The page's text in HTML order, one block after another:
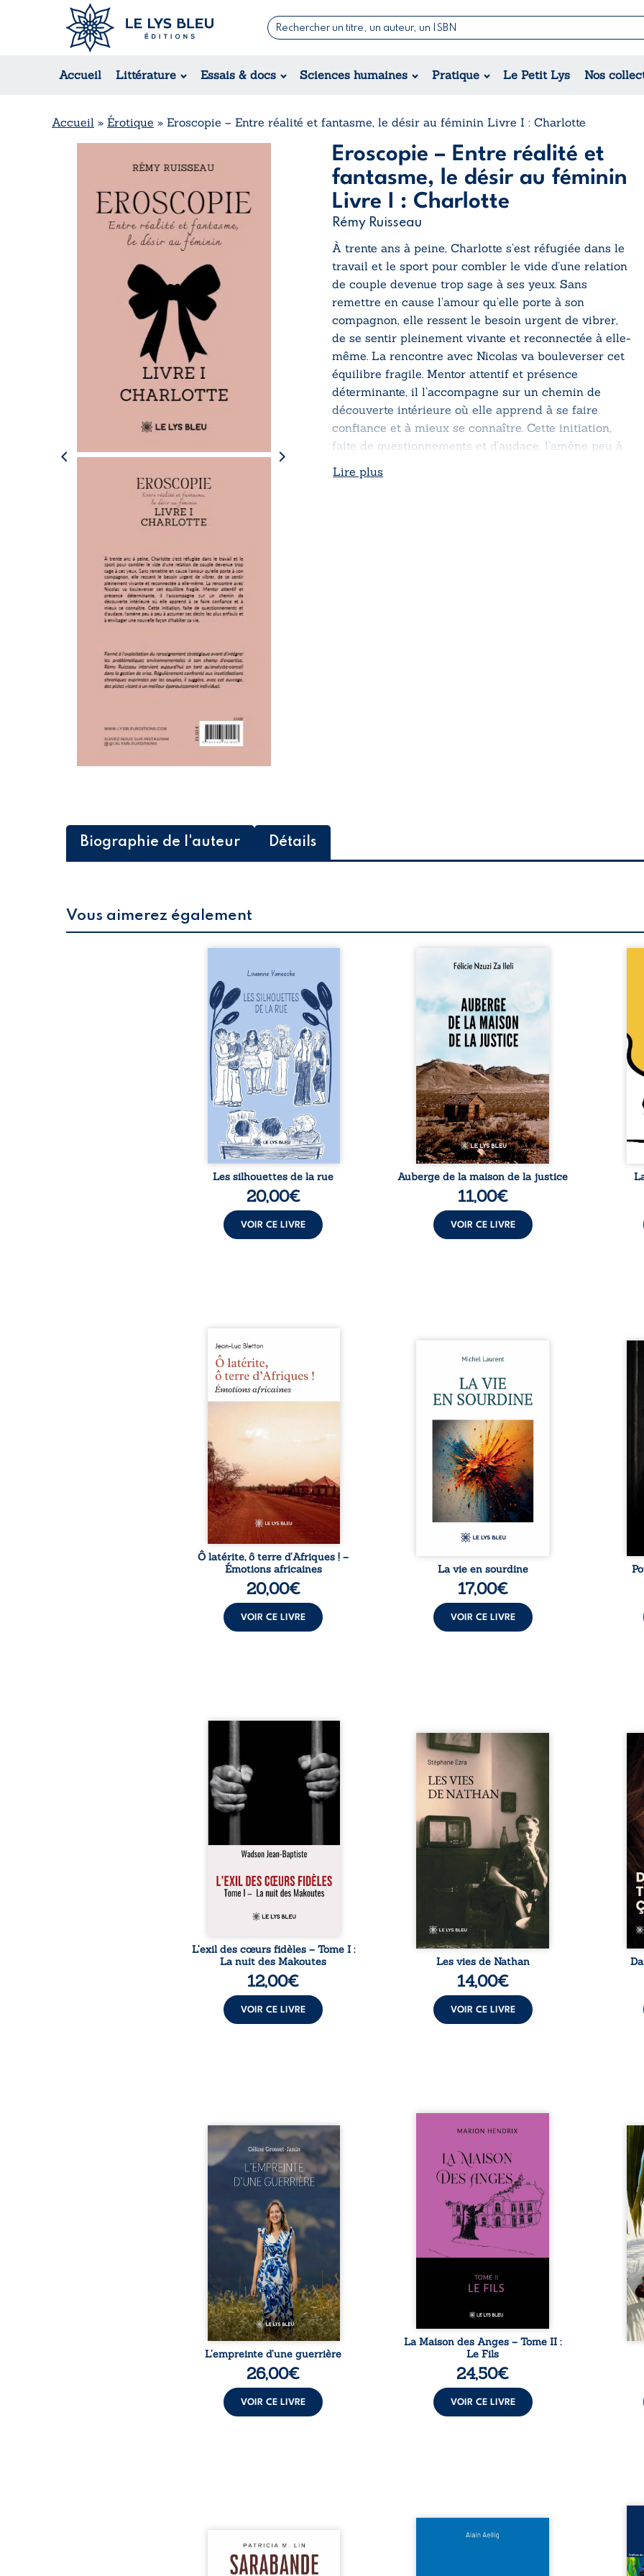
Accueil Littérature Essais & docs Sciences humaines Pratique Le Petit Lys Nos
Romans
Suspense / Thriller / Policier
Romance
Régional
Jeunesse
Théâtre
Accueil » Érotique » Eroscopie – Entre réalité et fantasme, le désir au féminin Livre I : Charlotte
Eroscopie – Entre réalité et
fantasme, le désir au féminin
Livre I : Charlotte
Rémy Ruisseau
À trente ans à peine, Charlotte s’est réfugiée dans le
travail et le sport pour combler le vide d’une relation
de couple devenue trop sage à ses yeux. Sans
remettre en cause l’amour qu’elle porte à son
compagnon, elle ressent le besoin urgent de vibrer,
de se sentir pleinement vivante et reconnectée à elle-
même. La rencontre avec Nicolas va bouleverser cet
équilibre fragile. Mentor attentif et présence
déterminante, il l’accompagne sur un chemin de
découverte intérieure où elle apprend à se faire
confiance et à mieux se connaître. Cette initiation,
faite de questionnements et d’audace, l’amène peu à
envisager une nouvelle façon d’habiter sa vie.
Lire plus
Biographie de l'auteur Détails
Vous aimerez également
donne la parole à six
personnages ordinaires,
traversés par des pensées, des
émotions et des silences qui
pourraient appartenir à
chacun de nous. À travers
leurs parcours, ce roman invite
à porter un regard différent
sur celles et ceux qui nous
entourent, à deviner ce qui se
cache derrière les apparences
et à s’ouvrir au fourmillement
sensible de notre ...
Les silhouettes de la rue
20,00€
VOIR CE LIVRE
Auberge de la maison de la
parcours exemplaire de Mbala
Zi Nkuaku Lema Félix.
Magistrat intègre, fervent
défenseur des droits humains
et de l’indépendance
judiciaire, il voit sa carrière de
trente-quatre ans brutalement
brisée par une révocation
arbitraire en 2009, plongeant
sa vie dans un chaos matériel
et moral. À ...
Auberge de la maison de la justice
11,00€
VOIR CE LIVRE
le
Ô latérite, ô terre d’Afriques !
est un hommage poétique et
authentique aux paysages, aux
rencontres et aux émotions
brutes d’un continent en
reconstruction, entre
souvenirs intimes – la pluie à
Namoungou, le baobab de
Zagtouli – aux portraits
marquants – Thomas Sankara,
Hamadoun Dicko, le Vieux
Biokou – l’auteur partage des
instantanés ...
Ô latérite, ô terre d’Afriques ! –
Émotions africaines
20,00€
VOIR CE LIVRE
Nina et Pierre se sont
presque par hasard, et se sont
aimés simplement, persuadés
que la présence de l’autre
suffirait. Ils mènent une
existence modeste, rythmée
par le travail, la fatigue et les
silences. La mort de la mère de
Nina, chez qui ils vivent,
fragilise un équilibre déjà
précaire. Puis vient la
naissance de leur enfant, et le
basculement. ...
La vie en sourdine
17,00€
VOIR CE LIVRE
la
ont
la
« Une nuit suffit parfois pour
briser une famille… mais
certaines fidélités traversent
les années. » Haïti, sous la
dictature des Duvalier. La peur
s’étend jusque dans les
villages les plus reculés. À
Bainet, Jean-Joël Joli mène une
existence paisible avec sa
famille. Chef de section
respecté, il refuse pourtant de
fermer les yeux sur l’injustice.
Mais, dans un ...
L’exil des cœurs fidèles – Tome I :
La nuit des Makoutes
12,00€
VOIR CE LIVRE
Les vies de Nathan est un
recueil de poésie né en trois
la première fois, Stéphane Ezra,
médium, a pu communiquer
avec son père, disparu depuis
plus de vingt ans et qu’il n’a
jamais connu. De ce dialogue
par-delà la mort naissent des
poèmes qui retracent une vie
marquée par la Seconde
Guerre mondiale, une identité
juive brisée, la guerre ...
Les vies de Nathan
14,00€
VOIR CE LIVRE
À
ce
Que reste-t-il de l’enfance
lorsque la maladie impose ses
propres règles ? L’empreinte
d’une guerrière livre, sans
détour, le récit d’un quotidien
bouleversé par la maladie
chronique, l’errance médicale
et de longues hospitalisations.
L’auteure y raconte ce que les
dossiers médicaux taisent : la
peur, l’isolement, l’épuisement
et le sentiment de ne pas ...
L’empreinte d’une guerrière
26,00€
VOIR CE LIVRE
Nous sommes en 1979, soit 15
patriarche Anatole-Eustache.
La famille devra affronter non
seulement un inconnu qui rôde
autour du domaine et dont
Firmin, le fidèle majordome,
redoute les visites, le passé
encombrant d’Anatole-
Eustache, la malédiction
familiale, mais aussi la toute-
puissance de Gauthier. Mais
comment dompter cet enfant
avant qu’il ...
La Maison des Anges – Tome II :
Le Fils
24,50€
VOIR CE LIVRE
Au
eux,
Aux chants crépitants de l’été,
Sous le silence ouaté de la
neige en hiver, Au cours de
Et si le naufrage n’avait pas
La
de